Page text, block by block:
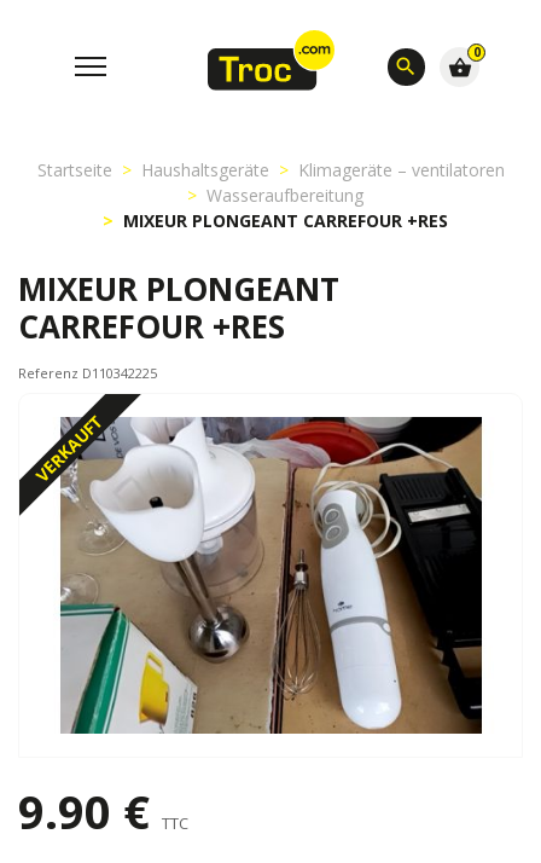
search
0
shopping_basket
Startseite Haushaltsgeräte
Klimageräte – ventilatoren
Wasseraufbereitung
MIXEUR PLONGEANT CARREFOUR +RES
MIXEUR PLONGEANT
CARREFOUR +RES
Referenz D110342225
VERKAUFT
9.90 € TTC